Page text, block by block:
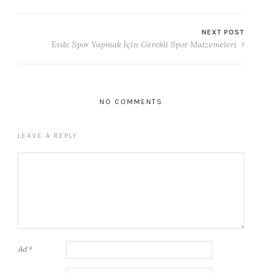
NEXT POST
Evde Spor Yapmak İçin Gerekli Spor Malzemeleri
NO COMMENTS
LEAVE A REPLY
Ad *